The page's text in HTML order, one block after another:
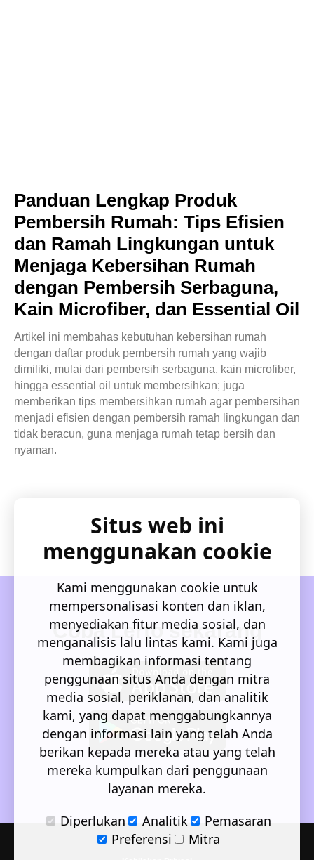
Panduan Lengkap Produk
Pembersih Rumah: Tips Efisien
dan Ramah Lingkungan untuk
Menjaga Kebersihan Rumah
dengan Pembersih Serbaguna,
Kain Microfiber, dan Essential Oil
Artikel ini membahas kebutuhan kebersihan rumah
dengan daftar produk pembersih rumah yang wajib
dimiliki, mulai dari pembersih serbaguna, kain microfiber,
hingga essential oil untuk membersihkan; juga
memberikan tips membersihkan rumah agar pembersihan
menjadi efisien dengan pembersih ramah lingkungan dan
tidak beracun, guna menjaga rumah tetap bersih dan
nyaman.
Coba Lerto sekarang
Situs web ini
menggunakan cookie
Kami menggunakan cookie untuk
mempersonalisasi konten dan iklan,
menyediakan fitur media sosial, dan
menganalisis lalu lintas kami. Kami juga
membagikan informasi tentang
penggunaan situs Anda dengan mitra
media sosial, periklanan, dan analitik
kami, yang dapat menggabungkannya
dengan informasi lain yang telah Anda
berikan kepada mereka atau yang telah
mereka kumpulkan dari penggunaan
layanan mereka.
Diperlukan
Analitik
Pemasaran
Preferensi
Mitra